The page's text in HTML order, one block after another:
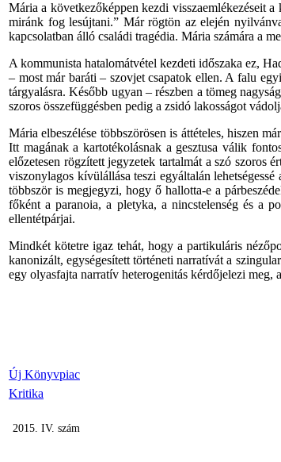
Mária a következőképpen kezdi visszaemlékezéseit
miránk fog lesújtani.” Már rögtön az elején
kapcsolatban álló családi tragédia. Mária számára a
A kommunista hatalomátvétel kezdeti időszaka ez,
– most már baráti – szovjet csapatok ellen. A falu
tárgyalásra. Később ugyan – részben a tömeg
szoros összefüggésben pedig a zsidó lakosságot
Mária elbeszélése többszörösen is áttételes, hiszen
Itt magának a kartotékolásnak a gesztusa válik
előzetesen rögzített jegyzetek tartalmát a szó szoros
viszonylagos kívülállása teszi egyáltalán
többször is megjegyzi, hogy ő hallotta-e a
főként a paranoia, a pletyka, a nincstelenség és a
ellentétpárjai.
Mindkét kötetre igaz tehát, hogy a partikuláris
kanonizált, egységesített történeti narratívát a
egy olyasfajta narratív heterogenitás kérdőjelezi meg,
Új Könyvpiac
Kritika
2015. IV. szám